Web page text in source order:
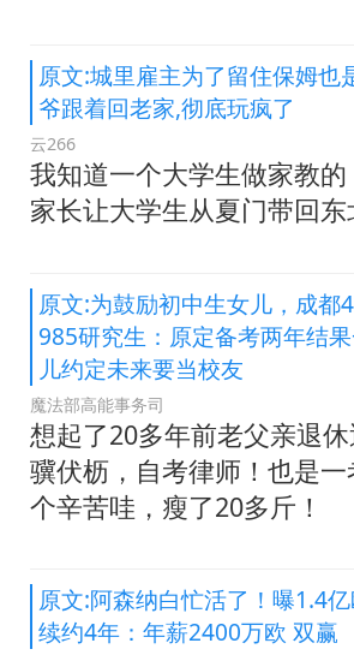
原文:城里雇主为了留住保姆也
爷跟着回老家,彻底玩疯了
云266
我知道一个大学生做家教
家长让大学生从夏门带回东
原文:为鼓励初中生女儿，成都
985研究生：原定备考两年结
儿约定未来要当校友
魔法部高能事务司
想起了20多年前老父亲退
骥伏枥，自考律师！也是
个辛苦哇，瘦了20多斤！
原文:阿森纳白忙活了！曝1.4
续约4年：年薪2400万欧 双赢